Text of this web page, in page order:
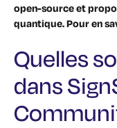
open-source et
quantique. Pour en
Quelles
dans